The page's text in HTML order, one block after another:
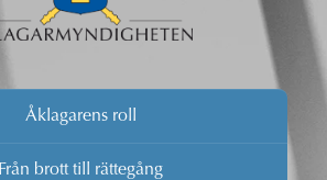
Åklagarens roll
Från brott till rättegång